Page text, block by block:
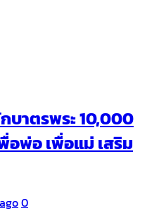
บาตรพระ 10,000
อพ่อ เพื่อแม่ เสริม
0